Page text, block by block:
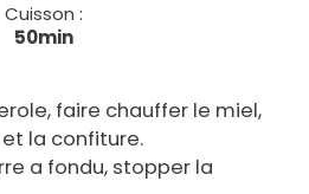
Cuisson :
50min
faire chauffer le miel,
la confiture.
a fondu, stopper la